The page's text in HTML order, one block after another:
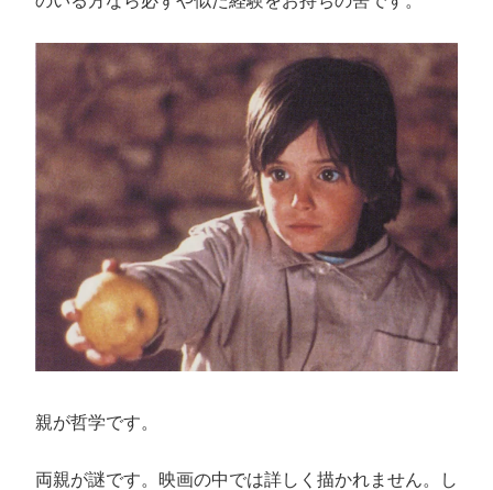
親が哲学です。
両親が謎です。映画の中では詳しく描かれません。し